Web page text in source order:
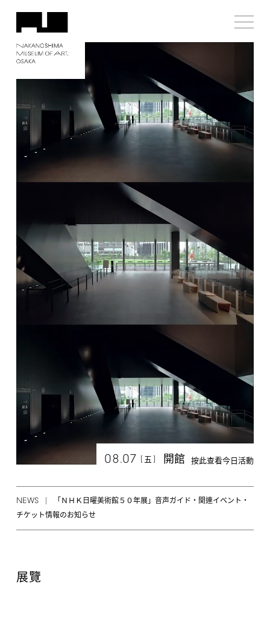
08.07 [ 五 ] 開館 按此查看今日活動
NEWS
「ＮＨＫ日曜美術館５０年展」音声ガイド・関連イベント・
チケット情報のお知らせ
展覽